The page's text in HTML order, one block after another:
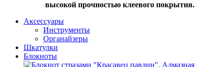
высокой прочностью клеевого покрытия.
Аксессуары
Инструменты
Органайзеры
Шкатулки
Блокноты